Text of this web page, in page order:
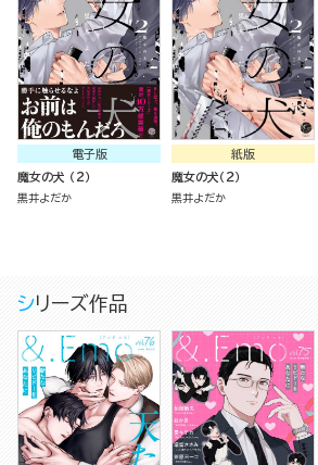
電子版
魔女の犬 （2）
黒井よだか
紙版
魔女の犬（２）
黒井よだか
シリーズ作品